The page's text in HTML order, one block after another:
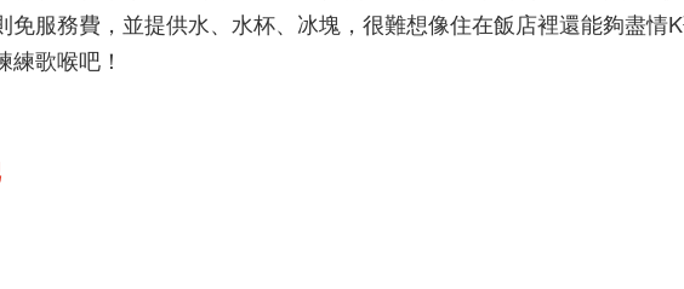
免服務費，並提供水、水杯、冰塊，很難想像住在飯店裡還能夠盡情
歌喉吧！